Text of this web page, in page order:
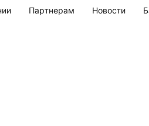
Партнерам Новости